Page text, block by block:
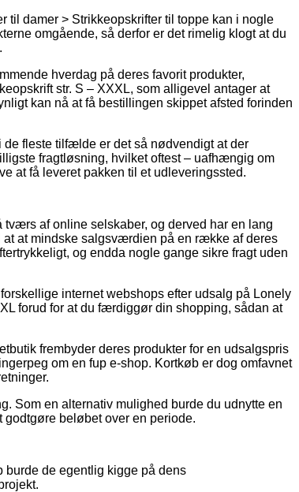
til damer > Strikkeopskrifter til toppe kan i nogle
omgående, så derfor er det rimelig klogt at du
hverdag på deres favorit produkter,
str. S – XXXL, som alligevel antager at
kan nå at få bestillingen skippet afsted forinden
fleste tilfælde er det så nødvendigt at der
fragtløsning, hvilket oftest – uafhængig om
at få leveret pakken til et udleveringssted.
af online selskaber, og derved har en lang
at mindske salgsværdien på en række af deres
og endda nogle gange sikre fragt uden
internet webshops efter udsalg på Lonely
forud for at du færdiggør din shopping, sådan at
frembyder deres produkter for en udsalgspris
om en fup e-shop. Kortkøb er dog omfavnet
Som en alternativ mulighed burde du udnytte en
godtgøre beløbet over en periode.
burde de egentlig kigge på dens